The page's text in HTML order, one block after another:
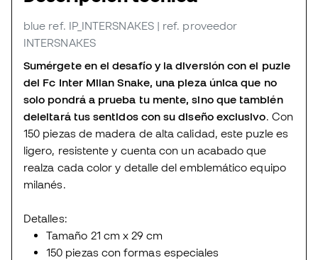
blue ref. IP_INTERSNAKES | ref. proveedor
INTERSNAKES
Sumérgete en el desafío y la diversión con el puzle
del Fc Inter Milan Snake, una pieza única que no
solo pondrá a prueba tu mente, sino que también
deleitará tus sentidos con su diseño exclusivo. Con
150 piezas de madera de alta calidad, este puzle es
ligero, resistente y cuenta con un acabado que
realza cada color y detalle del emblemático equipo
milanés.
Detalles:
Tamaño 21 cm x 29 cm
150 piezas con formas especiales